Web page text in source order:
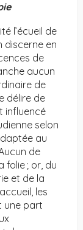
l’écueil de
discerne en
de
aucun
de
délire de
influencé
selon
au
de
folie ; or, du
et de la
les
une part